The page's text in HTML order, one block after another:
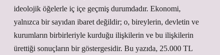
ideolojik öğelerle iç içe geçmiş durumdadır. Ekonomi,
yalnızca bir sayıdan ibaret değildir; o, bireylerin, devletin ve
kurumların birbirleriyle kurduğu ilişkilerin ve bu ilişkilerin
ürettiği sonuçların bir göstergesidir. Bu yazıda, 25.000 TL